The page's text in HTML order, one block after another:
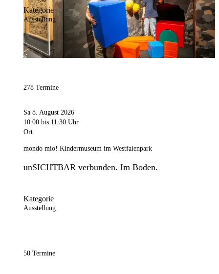
Kategorie
Ausstellung
278 Termine
Sa 8. August 2026
10:00 bis 11:30 Uhr
Ort
mondo mio! Kindermuseum im Westfalenpark
unSICHTBAR verbunden. Im Boden.
Kategorie
Ausstellung
50 Termine